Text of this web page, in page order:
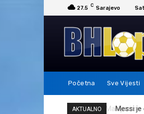
27.5 C Sarajevo
Početna Sve Vijesti
AKTUALNO Messi je